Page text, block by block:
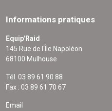
Informations pratiques
Equip'Raid
145 Rue de l'Île Napoléon
68100 Mulhouse
Tél. 03 89 61 90 88
Fax : 03 89 61 70 67
Email